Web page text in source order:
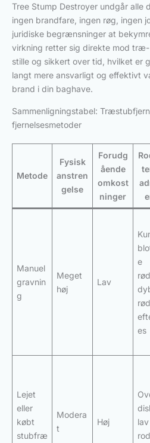
Tree Stump Destroyer undgår alle
ingen brandfare, ingen røg, ingen
juridiske begrænsninger at
virkning retter sig direkte mod
stille og sikkert over tid, hvilket er
langt mere ansvarligt og effektivt
brand i din baghave.
Sammenligningstabel:
fjernelsesmetoder
Metode
Fysisk
anstren
gelse
Forudg
ående
omkost
ninger
Manuel
gravnin
g
Meget
høj
Lav
e
es
Lejet
eller
købt
stubfræ
Modera
t
Høj
lav